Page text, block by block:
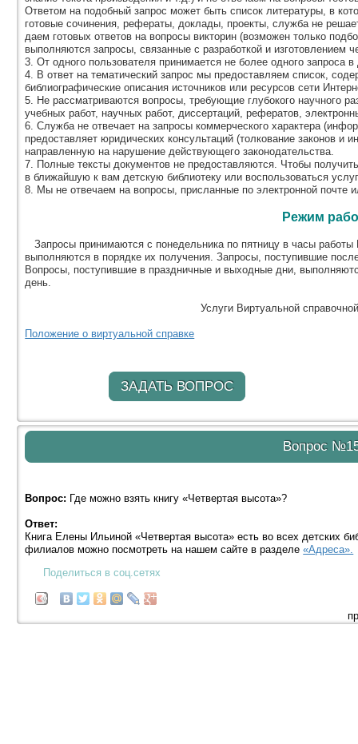
Ответом на подобный запрос может быть список литературы, в
готовые сочинения, рефераты, доклады, проекты, служба не
даем готовых ответов на вопросы викторин (возможен только
выполняются запросы, связанные с разработкой и изготовлением
3. От одного пользователя принимается не более одного запроса в
4. В ответ на тематический запрос мы предоставляем список,
библиографические описания источников или ресурсов сети
5. Не рассматриваются вопросы, требующие глубокого научного
учебных работ, научных работ, диссертаций, рефератов,
6. Служба не отвечает на запросы коммерческого характера
предоставляет юридических консультаций (толкование законов
направленную на нарушение действующего законодательства.
7. Полные тексты документов не предоставляются. Чтобы
в ближайшую к вам детскую библиотеку или воспользоваться
8. Мы не отвечаем на вопросы, присланные по электронной почте
Режим
Запросы принимаются с понедельника по пятницу в часы
выполняются в порядке их получения. Запросы, поступившие
Вопросы, поступившие в праздничные и выходные дни,
день.
Услуги Виртуальной
Положение о виртуальной справке
ЗАДАТЬ ВОПРОС
Вопрос
Вопрос: Где можно взять книгу «Четвертая высота»?
Ответ:
Книга Елены Ильиной «Четвертая высота» есть во всех детских
филиалов можно посмотреть на нашем сайте в разделе«Адреса».
Поделиться в соц.сетях